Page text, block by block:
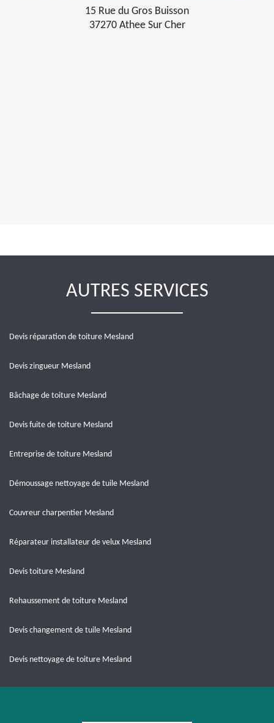
15 Rue du Gros Buisson
37270 Athee Sur Cher
AUTRES SERVICES
Devis réparation de toiture Mesland
Devis zingueur Mesland
Bâchage de toiture Mesland
Devis fuite de toiture Mesland
Entreprise de toiture Mesland
Démoussage nettoyage de tuile Mesland
Couvreur charpentier Mesland
Réparateur installateur de velux Mesland
Devis toiture Mesland
Rehaussement de toiture Mesland
Devis changement de tuile Mesland
Devis nettoyage de toiture Mesland